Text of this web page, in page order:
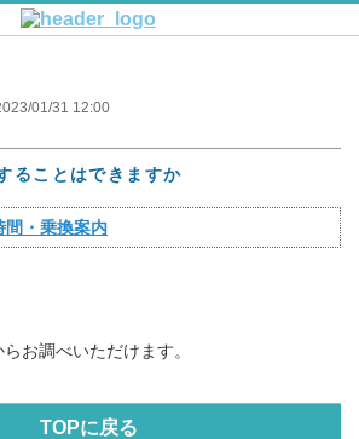
01/31 12:00
ることはできますか
間・乗換案内
らお調べいただけます。
TOPに戻る